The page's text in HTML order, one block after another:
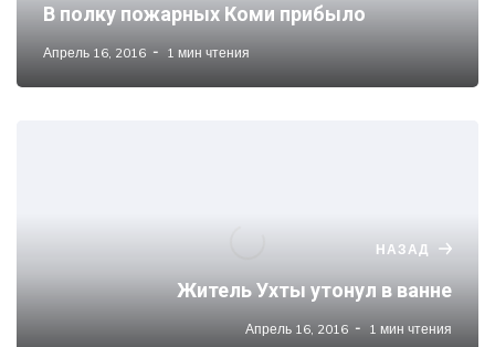
В полку пожарных Коми прибыло
Апрель 16, 2016 1 мин чтения
НАЗАД
Житель Ухты утонул в ванне
Апрель 16, 2016 1 мин чтения